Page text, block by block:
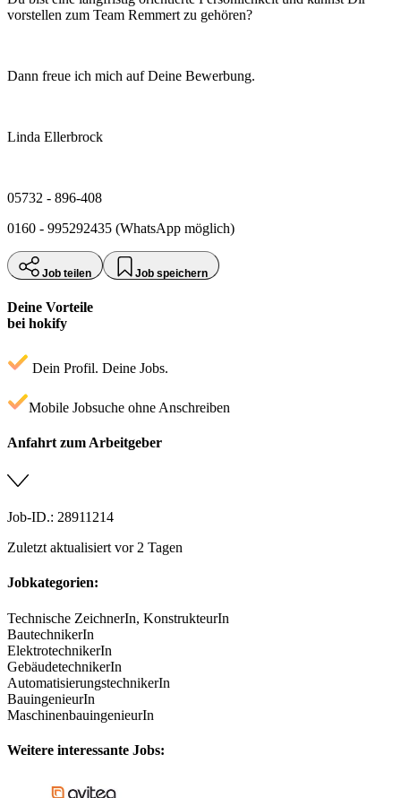
vorstellen zum Team Remmert zu gehören?
Dann freue ich mich auf Deine Bewerbung.
Linda Ellerbrock
05732 - 896-408
0160 - 995292435 (WhatsApp möglich)
Job teilen Job speichern
Deine Vorteile
bei hokify
Dein Profil. Deine Jobs.
Mobile Jobsuche ohne Anschreiben
Anfahrt zum Arbeitgeber
Job-ID.: 28911214
Zuletzt aktualisiert vor 2 Tagen
Jobkategorien:
Technische ZeichnerIn, KonstrukteurIn
BautechnikerIn
ElektrotechnikerIn
GebäudetechnikerIn
AutomatisierungstechnikerIn
BauingenieurIn
MaschinenbauingenieurIn
Weitere interessante Jobs: